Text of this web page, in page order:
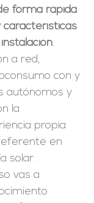
forma rápida
características
:
a red,
con y
autónomos y
la
propia
en
solar.
vas a